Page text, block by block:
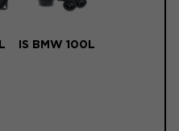
IS BMW 100L